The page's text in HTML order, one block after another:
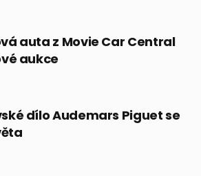
auta z Movie Car Central
aukce
dílo Audemars Piguet se